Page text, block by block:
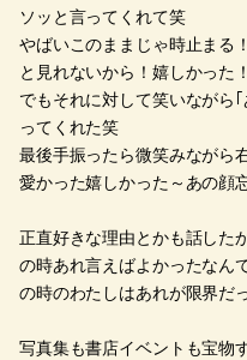
ソッと言ってくれて笑
やばいこのままじゃ時止まる
と見れないから！嬉しかった
でもそれに対して笑いながら
ってくれた笑
最後手振ったら微笑みながら
愛かった嬉しかった～あの顔
正直好きな理由とかも話した
の時あれ言えばよかったなん
の時のわたしはあれが限界だ
写真集も書店イベントも宝物